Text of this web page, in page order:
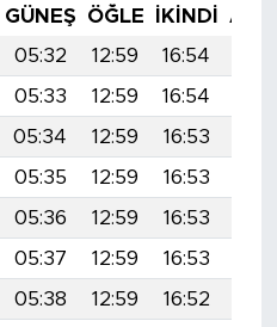
GÜNEŞ ÖĞLE İKINDI
05:32 12:59 16:54
05:33 12:59 16:54
05:34 12:59 16:53
05:35 12:59 16:53
05:36 12:59 16:53
05:37 12:59 16:53
05:38 12:59 16:52